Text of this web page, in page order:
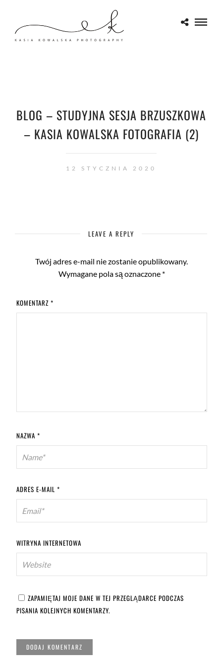
BLOG – STUDYJNA SESJA BRZUSZKOWA
– KASIA KOWALSKA FOTOGRAFIA (2)
12 STYCZNIA 2020
LEAVE A REPLY
Twój adres e-mail nie zostanie opublikowany.
Wymagane pola są oznaczone *
KOMENTARZ *
NAZWA *
ADRES E-MAIL *
WITRYNA INTERNETOWA
ZAPAMIĘTAJ MOJE DANE W TEJ PRZEGLĄDARCE PODCZAS
PISANIA KOLEJNYCH KOMENTARZY.